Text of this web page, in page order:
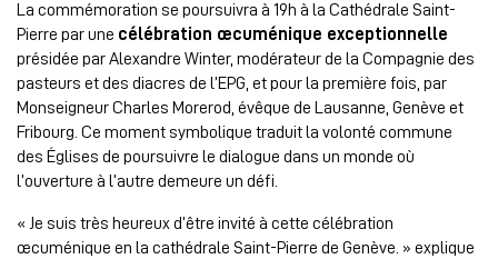
La commémoration se poursuivra à 19h à la Cathédrale Saint-
Pierre par une célébration œcuménique exceptionnelle
présidée par Alexandre Winter, modérateur de la Compagnie des
pasteurs et des diacres de l’EPG, et pour la première fois, par
Monseigneur Charles Morerod, évêque de Lausanne, Genève et
Fribourg. Ce moment symbolique traduit la volonté commune
des Églises de poursuivre le dialogue dans un monde où
l’ouverture à l’autre demeure un défi.
« Je suis très heureux d’être invité à cette célébration
œcuménique en la cathédrale Saint-Pierre de Genève. » explique